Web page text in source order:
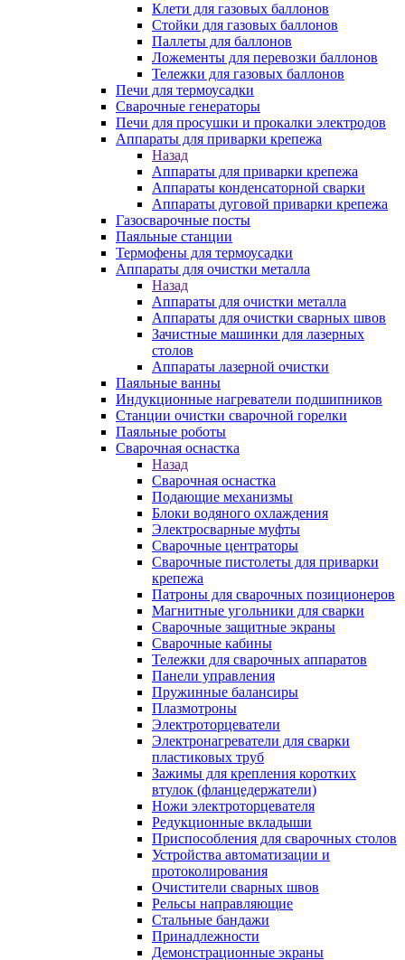
Клети для газовых баллонов
Стойки для газовых баллонов
Паллеты для баллонов
Ложементы для перевозки баллонов
Тележки для газовых баллонов
Печи для термоусадки
Сварочные генераторы
Печи для просушки и прокалки электродов
Аппараты для приварки крепежа
Назад
Аппараты для приварки крепежа
Аппараты конденсаторной сварки
Аппараты дуговой приварки крепежа
Газосварочные посты
Паяльные станции
Термофены для термоусадки
Аппараты для очистки металла
Назад
Аппараты для очистки металла
Аппараты для очистки сварных швов
Зачистные машинки для лазерных
столов
Аппараты лазерной очистки
Паяльные ванны
Индукционные нагреватели подшипников
Станции очистки сварочной горелки
Паяльные роботы
Сварочная оснастка
Назад
Сварочная оснастка
Подающие механизмы
Блоки водяного охлаждения
Электросварные муфты
Сварочные центраторы
Сварочные пистолеты для приварки
крепежа
Патроны для сварочных позиционеров
Магнитные угольники для сварки
Сварочные защитные экраны
Сварочные кабины
Тележки для сварочных аппаратов
Панели управления
Пружинные балансиры
Плазмотроны
Электроторцеватели
Электронагреватели для сварки
пластиковых труб
Зажимы для крепления коротких
втулок (фланцедержатели)
Ножи электроторцевателя
Редукционные вкладыши
Приспособления для сварочных столов
Устройства автоматизации и
протоколирования
Очистители сварных швов
Рельсы направляющие
Стальные бандажи
Принадлежности
Демонстрационные экраны